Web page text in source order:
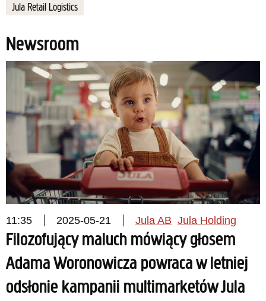
Jula Retail Logistics
Newsroom
11:35 2025-05-21 Jula AB Jula Holding
Filozofujący maluch mówiący głosem
Adama Woronowicza powraca w letniej
odsłonie kampanii multimarketów Jula